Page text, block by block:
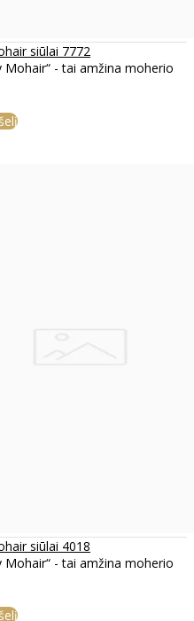
siūlai 7772
Mohair“ - tai amžina moherio
siūlai 4018
Mohair“ - tai amžina moherio